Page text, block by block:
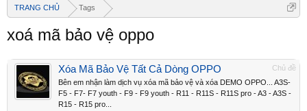
TRANG CHỦ Tags
xoá mã bảo vệ oppo
Chủ đề
Xóa Mã Bảo Vệ Tất Cả Dòng OPPO
Bên em nhận làm dịch vụ xóa mã bảo vệ và xóa DEMO OPPO... A3S-
F5 - F7- F7 youth - F9 - F9 youth - R11 - R11S - R11S pro - A3 - A3S -
R15 - R15 pro...